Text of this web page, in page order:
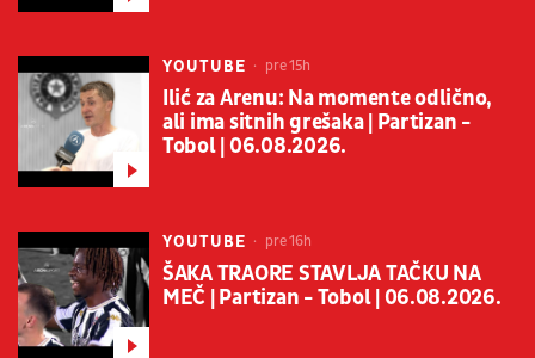
YOUTUBE pre 15h
Ilić za Arenu: Na momente odlično,
ali ima sitnih grešaka | Partizan -
Tobol | 06.08.2026.
YOUTUBE pre 16h
ŠAKA TRAORE STAVLJA TAČKU NA
MEČ | Partizan - Tobol | 06.08.2026.